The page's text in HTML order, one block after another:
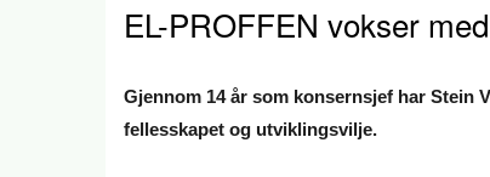
EL-PROFFEN vokser
Gjennom 14 år som konsernsjef har Stein
fellesskapet og utviklingsvilje.